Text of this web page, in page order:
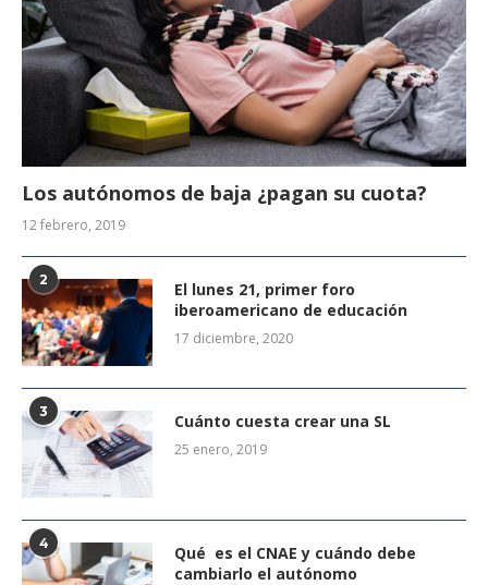
Los autónomos de baja ¿pagan su cuota?
12 febrero, 2019
2
El lunes 21, primer foro
iberoamericano de educación
17 diciembre, 2020
3 Cuánto cuesta crear una SL
25 enero, 2019
4
Qué es el CNAE y cuándo debe
cambiarlo el autónomo